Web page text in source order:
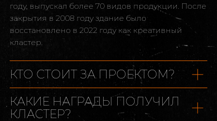
году, выпускал более 70 видов продукции. После
закрытия в 2008 году здание было
восстановлено в 2022 году как креативный
кластер.
КТО СТОИТ ЗА ПРОЕКТОМ?
КАКИЕ НАГРАДЫ ПОЛУЧИЛ
КЛАСТЕР?